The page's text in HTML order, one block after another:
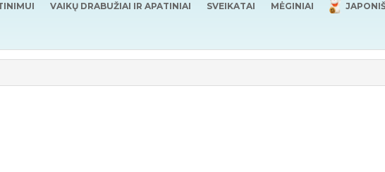
VAIKŲ DRABUŽIAI IR APATINIAI SVEIKATAI MĖGINIAI